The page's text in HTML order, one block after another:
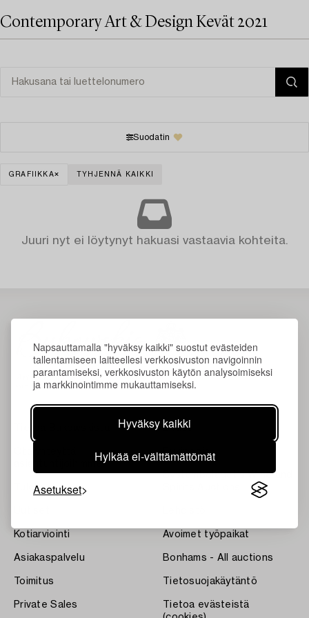
Napsauttamalla "hyväksy kaikki" suostut evästeiden
tallentamiseen laitteellesi verkkosivuston navigoinnin
parantamiseksi, verkkosivuston käytön analysoimiseksi
ja markkinointimme mukauttamiseksi.
Hyväksy kaikki
Hylkää ei-välttämättömät
Asetukset
Contemporary Art & Design Kevät 2021
Suodatin
GRAFIIKKA TYHJENNÄ KAIKKI
Juuri nyt ei löytynyt hakuasi vastaavia kohteita.
Tulokset
Kotiarviointi
Asiakaspalvelu
Toimitus
Private Sales
Ehdot
Bukipedia
Systembolaget's Wine and
Avoimet työpaikat
Bonhams - All auctions
Tietosuojakäytäntö
Tietoa evästeistä